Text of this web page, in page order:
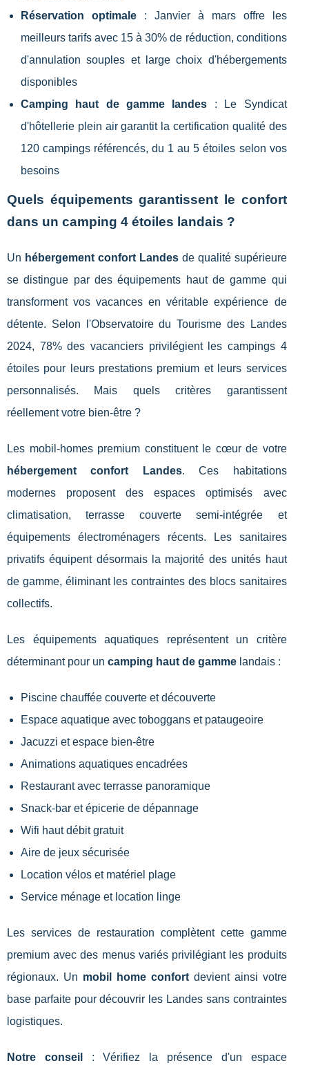
Réservation optimale: Janvier à mars offre les
meilleurs tarifs avec 15 à 30% de réduction, conditions
d'annulation souples et large choix d'hébergements
disponibles
Camping haut de gamme landes : Le Syndicat
d'hôtellerie plein air garantit la certification qualité des
120 campings référencés, du 1 au 5 étoiles selon vos
besoins
Quels équipements garantissent le confort
dans un camping 4 étoiles landais ?
Un hébergement confort Landesde qualité supérieure
se distingue par des équipements haut de gamme qui
transforment vos vacances en véritable expérience de
détente. Selon l'Observatoire du Tourisme des Landes
2024, 78% des vacanciers privilégient les campings 4
étoiles pour leurs prestations premium et leurs services
personnalisés. Mais quels critères garantissent
réellement votre bien-être ?
Les mobil-homes premium constituent le cœur de votre
hébergement confort Landes. Ces habitations
modernes proposent des espaces optimisés avec
climatisation, terrasse couverte semi-intégrée et
équipements électroménagers récents. Les sanitaires
privatifs équipent désormais la majorité des unités haut
de gamme, éliminant les contraintes des blocs sanitaires
collectifs.
Les équipements aquatiques représentent un critère
déterminant pour un camping haut de gamme landais :
Piscine chauffée couverte et découverte
Espace aquatique avec toboggans et pataugeoire
Jacuzzi et espace bien-être
Animations aquatiques encadrées
Restaurant avec terrasse panoramique
Snack-bar et épicerie de dépannage
Wifi haut débit gratuit
Aire de jeux sécurisée
Location vélos et matériel plage
Service ménage et location linge
Les services de restauration complètent cette gamme
premium avec des menus variés privilégiant les produits
régionaux. Un mobil home confortdevient ainsi votre
base parfaite pour découvrir les Landes sans contraintes
logistiques.
Notre conseil : Vérifiez la présence d'un espace